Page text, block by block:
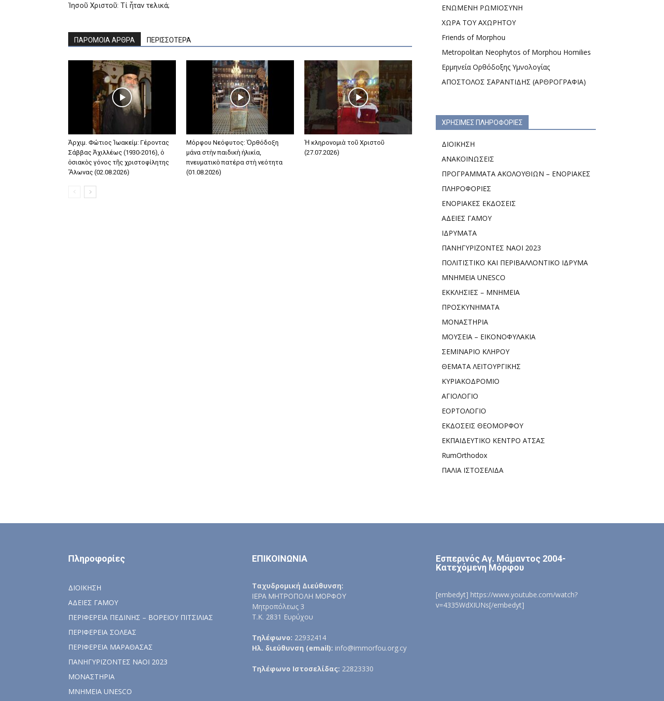
Ἰησοῦ Χριστοῦ: Τί ἦταν τελικά;
ΠΑΡΟΜΟΙΑ ΑΡΘΡΑ ΠΕΡΙΣΣΟΤΕΡΑ
Ἀρχιμ. Φώτιος Ἰωακείμ: Γέροντας
Σάββας Ἀχιλλέως (1930-2016), ὁ
ὁσιακὸς γόνος τῆς χριστοφίλητης
Ἅλωνας (02.08.2026)
Μόρφου Νεόφυτος: Ὀρθόδοξη
μάνα στὴν παιδικὴ ἡλικία,
πνευματικὸ πατέρα στὴ νεότητα
(01.08.2026)
Ἡ κληρονομιὰ τοῦ Χριστοῦ
(27.07.2026)
ΕΝΩΜΕΝΗ ΡΩΜΙΟΣΥΝΗ
ΧΩΡΑ ΤΟΥ ΑΧΩΡΗΤΟΥ
Friends of Morphou
Metropolitan Neophytos of Morphou Homilies
Ερμηνεία Ορθόδοξης Υμνολογίας
ΑΠΟΣΤΟΛΟΣ ΣΑΡΑΝΤΙΔΗΣ (ΑΡΘΡΟΓΡΑΦΙΑ)
ΧΡΗΣΙΜΕΣ ΠΛΗΡΟΦΟΡΙΕΣ
ΔΙΟΙΚΗΣΗ
ΑΝΑΚΟΙΝΩΣΕΙΣ
ΠΡΟΓΡΑΜΜΑΤΑ ΑΚΟΛΟΥΘΙΩΝ – ΕΝΟΡΙΑΚΕΣ
ΠΛΗΡΟΦΟΡΙΕΣ
ΕΝΟΡΙΑΚΕΣ ΕΚΔΟΣΕΙΣ
ΑΔΕΙΕΣ ΓΑΜΟΥ
ΙΔΡΥΜΑΤΑ
ΠΑΝΗΓΥΡΙΖΟΝΤΕΣ ΝΑΟΙ 2023
ΠΟΛΙΤΙΣΤΙΚΟ ΚΑΙ ΠΕΡΙΒΑΛΛΟΝΤΙΚΟ ΙΔΡΥΜΑ
ΜΝΗΜΕΙΑ UNESCO
ΕΚΚΛΗΣΙΕΣ – ΜΝΗΜΕΙΑ
ΠΡΟΣΚΥΝΗΜΑΤΑ
ΜΟΝΑΣΤΗΡΙΑ
ΜΟΥΣΕΙΑ – ΕΙΚΟΝΟΦΥΛΑΚΙΑ
ΣΕΜΙΝΑΡΙΟ ΚΛΗΡΟΥ
ΘΕΜΑΤΑ ΛΕΙΤΟΥΡΓΙΚΗΣ
ΚΥΡΙΑΚΟΔΡΟΜΙΟ
ΑΓΙΟΛΟΓΙΟ
ΕΟΡΤΟΛΟΓΙΟ
ΕΚΔΟΣΕΙΣ ΘΕΟΜΟΡΦΟΥ
ΕΚΠΑΙΔΕΥΤΙΚΟ ΚΕΝΤΡΟ ΑΤΣΑΣ
RumOrthodox
ΠΑΛΙΑ ΙΣΤΟΣΕΛΙΔΑ
Πληροφορίες
ΔΙΟΙΚΗΣΗ
ΑΔΕΙΕΣ ΓΑΜΟΥ
ΠΕΡΙΦΕΡΕΙΑ ΠΕΔΙΝΗΣ – ΒΟΡΕΙΟΥ ΠΙΤΣΙΛΙΑΣ
ΠΕΡΙΦΕΡΕΙΑ ΣΟΛΕΑΣ
ΠΕΡΙΦΕΡΕΙΑ ΜΑΡΑΘΑΣΑΣ
ΠΑΝΗΓΥΡΙΖΟΝΤΕΣ ΝΑΟΙ 2023
ΜΟΝΑΣΤΗΡΙΑ
ΜΝΗΜΕΙΑ UNESCO
ΕΠΙΚΟΙΝΩΝΙΑ
Ταχυδρομική Διεύθυνση:
ΙΕΡΑ ΜΗΤΡΟΠΟΛΗ ΜΟΡΦΟΥ
Μητροπόλεως 3
Τ.Κ. 2831 Ευρύχου
Τηλέφωνο: 22932414
Ηλ. διεύθυνση (email): info@immorfou.org.cy
Τηλέφωνο Ιστοσελίδας: 22823330
Εσπερινός Αγ. Μάμαντος 2004-
Κατεχόμενη Μόρφου
[embedyt] https://www.youtube.com/watch?
v=4335WdXIUNs[/embedyt]